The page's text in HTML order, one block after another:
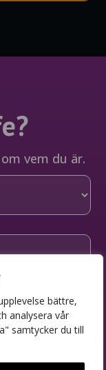
bättre,
analysera vår
samtycker du till
vem du är.